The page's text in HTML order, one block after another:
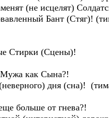
(не исцелят)
Бант (Стяг)!
Стирки (Сцены)!
как Сына?!
дня (сна)!
больше от гнева?!